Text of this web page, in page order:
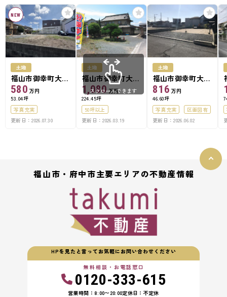
NEW
土地
福山市御幸町大字
中津原
580 万円
53.04坪
写真充実
更新日：2026.07.30
土地
福山市御幸町大字
中津原
1,080万円
224.45坪
50坪以上
更新日：2026.03.19
土地
福山市御幸町大字
森脇
816 万円
46.60坪
写真充実
区画図有
更新日：2026.06.02
スクロールできます
福山市・府中市主要エリアの不動産情報
HPを見たと言ってお気軽にお問い合わせください
無料相談・お電話窓口
0120-333-615
営業時間：8:00〜20:00定休日：不定休